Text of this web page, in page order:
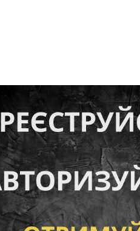
Следите за нами: